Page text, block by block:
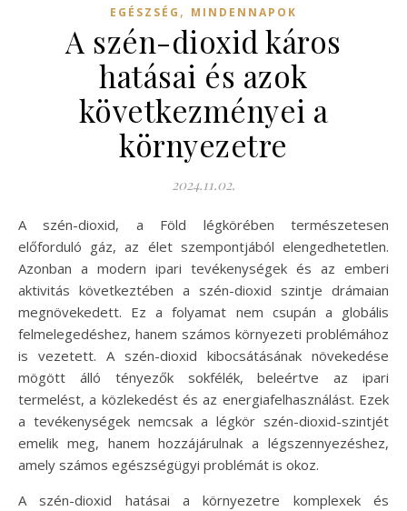
EGÉSZSÉG , MINDENNAPOK
A szén-dioxid káros
hatásai és azok
következményei a
környezetre
2024.11.02.
A szén-dioxid, a Föld légkörében természetesen
előforduló gáz, az élet szempontjából elengedhetetlen.
Azonban a modern ipari tevékenységek és az emberi
aktivitás következtében a szén-dioxid szintje drámaian
megnövekedett. Ez a folyamat nem csupán a globális
felmelegedéshez, hanem számos környezeti problémához
is vezetett. A szén-dioxid kibocsátásának növekedése
mögött álló tényezők sokfélék, beleértve az ipari
termelést, a közlekedést és az energiafelhasználást. Ezek
a tevékenységek nemcsak a légkör szén-dioxid-szintjét
emelik meg, hanem hozzájárulnak a légszennyezéshez,
amely számos egészségügyi problémát is okoz.
A szén-dioxid hatásai a környezetre komplexek és